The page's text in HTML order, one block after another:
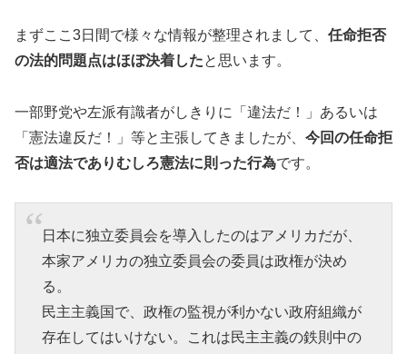
まずここ3日間で様々な情報が整理されまして、 任命拒否
の法的問題点はほぼ決着したと思います。
一部野党や左派有識者がしきりに「違法だ！」あるいは
「憲法違反だ！」等と主張してきましたが、 今回の任命拒
否は適法でありむしろ憲法に則った行為です。
日本に独立委員会を導入したのはアメリカだが、
本家アメリカの独立委員会の委員は政権が決め
る。
民主主義国で、政権の監視が利かない政府組織が
存在してはいけない。これは民主主義の鉄則中の